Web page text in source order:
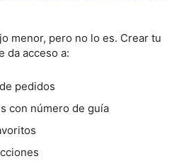
menor, pero no lo es. Crear tu
da acceso a:
pedidos
con número de guía